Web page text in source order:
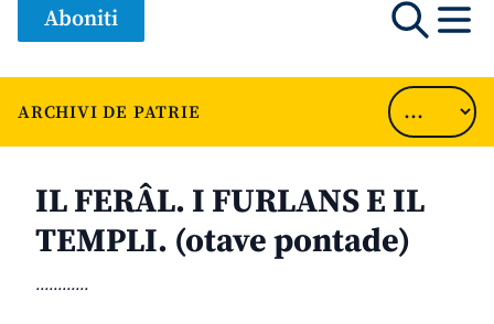
Aboniti
ARCHIVI DE PATRIE
IL FERÂL. I FURLANS E IL
TEMPLI. (otave pontade)
............